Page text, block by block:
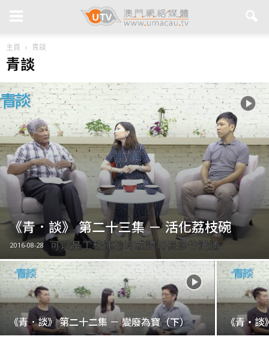
主頁 青談
青談
《青．談》 第二十三集 － 活化荔枝碗
2016-08-28
《青．談》 第二十二集 － 變廢為寶（下） 《青・